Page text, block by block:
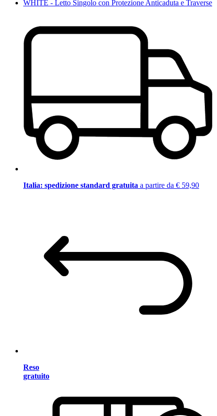
WHITE - Letto Singolo con Protezione Anticaduta e Traverse
Italia: spedizione standard gratuita a partire da € 59,90
Reso
gratuito